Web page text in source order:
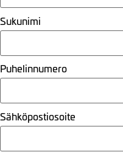
Sukunimi
Puhelinnumero
Sähköpostiosoite